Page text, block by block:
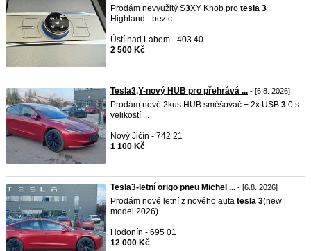
Prodám nevyužitý S3XY Knob pro tesla 3
Highland - bez c ...
Ústí nad Labem - 403 40
2 500 Kč
Tesla3,Y-nový HUB pro přehrává ... - [6.8. 2026]
Prodám nové 2kus HUB směšovač + 2x USB 3.0 s
velikostí ...
Nový Jičín - 742 21
1 100 Kč
Tesla3-letní origo pneu Michel ... - [6.8. 2026]
Prodám nové letní z nového auta tesla 3(new
model 2026) ...
Hodonín - 695 01
12 000 Kč